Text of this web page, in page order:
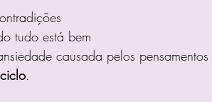
tudo está bem
causada pelos pensamentos
.